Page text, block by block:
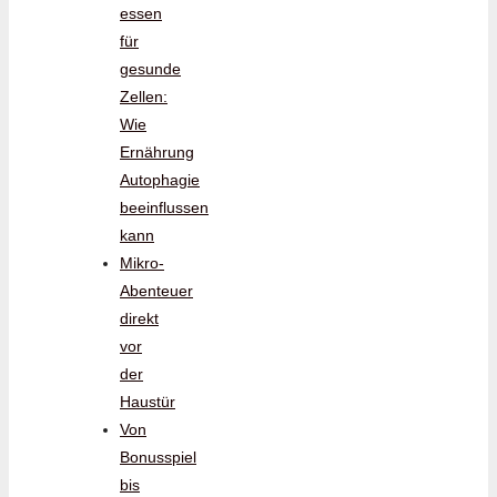
essen
für
gesunde
Zellen:
Wie
Ernährung
Autophagie
beeinflussen
kann
Mikro-
Abenteuer
direkt
vor
der
Haustür
Von
Bonusspiel
bis